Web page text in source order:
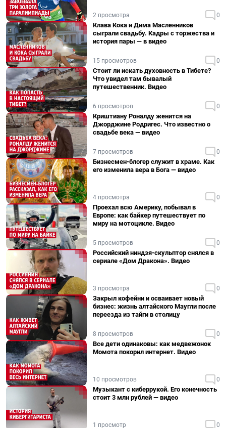
2 просмотра 0
Клава Кока и Дима Масленников
сыграли свадьбу. Кадры с торжества и
история пары — в видео
15 просмотров 0
Стоит ли искать духовность в Тибете?
Что увидел там бывалый
путешественник. Видео
6 просмотров 0
Криштиану Роналду женится на
Джорджине Родригес. Что известно о
свадьбе века — видео
7 просмотров 0
Бизнесмен-блогер служит в храме. Как
его изменила вера в Бога — видео
4 просмотра 0
Проехал всю Америку, побывал в
Европе: как байкер путешествует по
миру на мотоцикле. Видео
5 просмотров 0
Российский ниндзя-скульптор снялся в
сериале «Дом Дракона». Видео
3 просмотра 0
Закрыл кофейни и осваивает новый
бизнес: жизнь алтайского Маугли после
переезда из тайги в столицу
8 просмотров 0
Все дети одинаковы: как медвежонок
Момота покорил интернет. Видео
10 просмотров 0
Музыкант с киберрукой. Его конечность
стоит 3 млн рублей — видео
1 просмотр 0